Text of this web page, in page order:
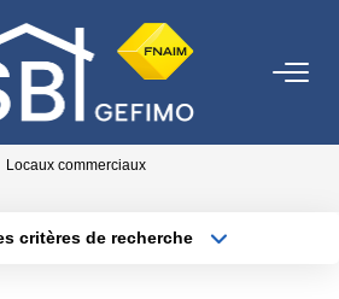
ACHETER
Locaux commerciaux
critères de recherche